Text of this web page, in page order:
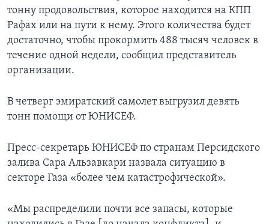
тонну продовольствия, которое находится на КПП
Рафах или на пути к нему. Этого количества будет
достаточно, чтобы прокормить 488 тысяч человек в
течение одной недели, сообщил представитель
организации.
В четверг эмиратский самолет выгрузил девять
тонн помощи от ЮНИСЕФ.
Пресс-секретарь ЮНИСЕФ по странам Персидского
залива Сара Альзавкари назвала ситуацию в
секторе Газа «более чем катастрофической».
«Мы распределили почти все запасы, которые